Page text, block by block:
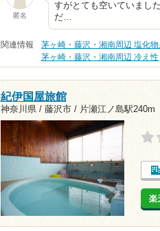
匿名
すがとても空いていまし
だ…
関連情報 茅ヶ崎・藤沢・湘南周辺 塩化物
茅ヶ崎・藤沢・湘南周辺 冷え性
紀伊国屋旅館
神奈川県 / 藤沢市 / 片瀬江ノ島駅240m
楽